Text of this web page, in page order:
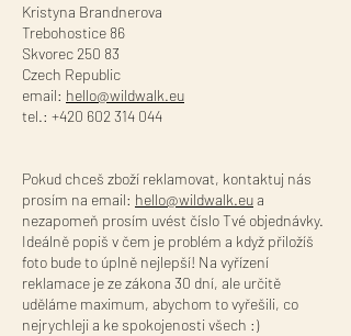
Kristyna Brandnerova
Trebohostice 86
Skvorec 250 83
Czech Republic
email: hello@wildwalk.eu
tel.: +420 602 314 044
Pokud chceš zboží reklamovat, kontaktuj nás
prosím na email: hello@wildwalk.eua
nezapomeň prosím uvést číslo Tvé objednávky.
Ideálně popiš v čem je problém a když přiložíš
foto bude to úplně nejlepší! Na vyřízení
reklamace je ze zákona 30 dní, ale určitě
uděláme maximum, abychom to vyřešili, co
nejrychleji a ke spokojenosti všech :)